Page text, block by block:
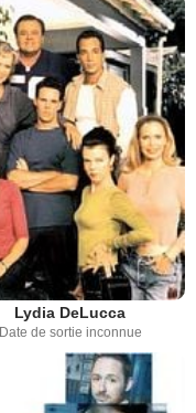
Lydia DeLucca
Date de sortie inconnue